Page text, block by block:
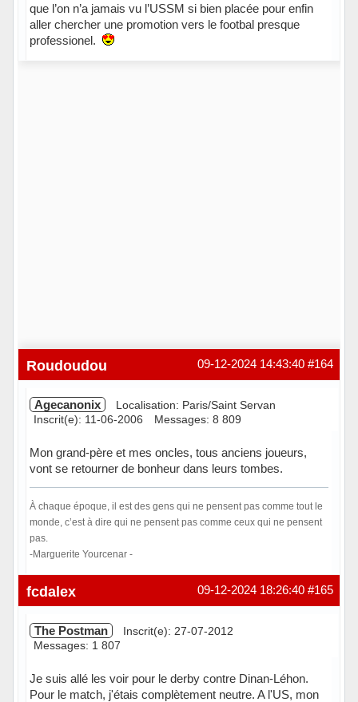
que l’on n’a jamais vu l’USSM si bien placée pour enfin
aller chercher une promotion vers le footbal presque
professionel.
#164
09-12-2024 14:43:40
Roudoudou
Agecanonix
Localisation: Paris/Saint Servan
Inscrit(e): 11-06-2006
Messages: 8 809
Mon grand-père et mes oncles, tous anciens joueurs,
vont se retourner de bonheur dans leurs tombes.
À chaque époque, il est des gens qui ne pensent pas comme tout le
monde, c’est à dire qui ne pensent pas comme ceux qui ne pensent
pas.
-Marguerite Yourcenar -
En ligne #165
09-12-2024 18:26:40
fcdalex
The Postman
Inscrit(e): 27-07-2012
Messages: 1 807
Je suis allé les voir pour le derby contre Dinan-Léhon.
Pour le match, j'étais complètement neutre. A l'US, mon